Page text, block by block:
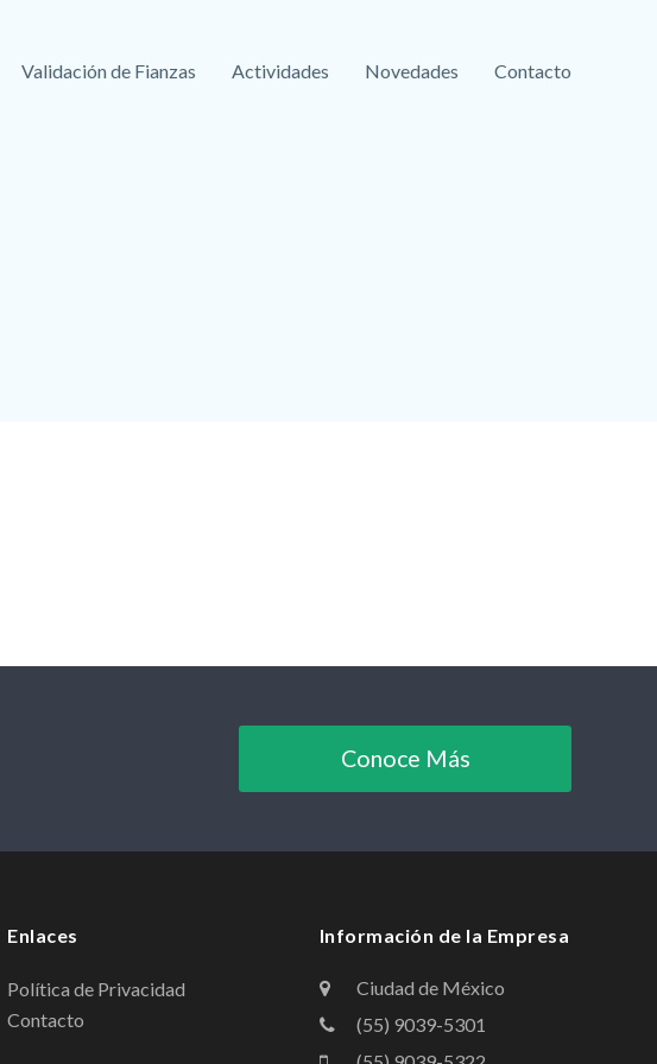
Validación de Fianzas Actividades Novedades Contacto
Conoce Más
Enlaces
Política de Privacidad
Contacto
Información de la Empresa
Ciudad de México
(55) 9039-5301